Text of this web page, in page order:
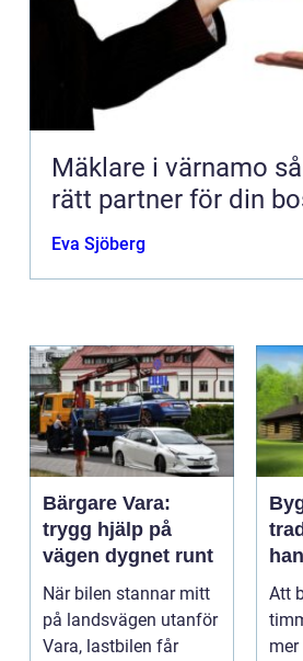
Mäklare i värnamo så hittar du
rätt partner för din
Eva Sjöberg
Bärgare Vara:
trygg hjälp på
vägen dygnet runt
När bilen stannar mitt
på landsvägen utanför
Vara, lastbilen får
Att